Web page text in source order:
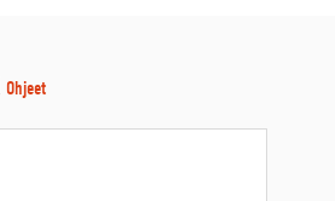
Ohjeet